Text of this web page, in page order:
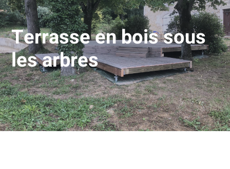
Terrasse en bois sous
les arbres